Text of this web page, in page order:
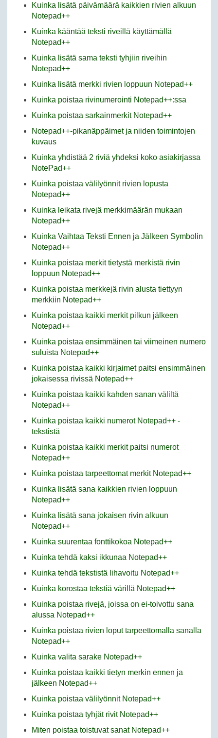
Kuinka lisätä päivämäärä kaikkien rivien alkuun
Notepad++
Kuinka kääntää teksti riveillä käyttämällä
Notepad++
Kuinka lisätä sama teksti tyhjiin riveihin
Notepad++
Kuinka lisätä merkki rivien loppuun Notepad++
Kuinka poistaa rivinumerointi Notepad++:ssa
Kuinka poistaa sarkainmerkit Notepad++
Notepad++-pikanäppäimet ja niiden toimintojen
kuvaus
Kuinka yhdistää 2 riviä yhdeksi koko asiakirjassa
NotePad++
Kuinka poistaa välilyönnit rivien lopusta
Notepad++
Kuinka leikata rivejä merkkimäärän mukaan
Notepad++
Kuinka Vaihtaa Teksti Ennen ja Jälkeen Symbolin
Notepad++
Kuinka poistaa merkit tietystä merkistä rivin
loppuun Notepad++
Kuinka poistaa merkkejä rivin alusta tiettyyn
merkkiin Notepad++
Kuinka poistaa kaikki merkit pilkun jälkeen
Notepad++
Kuinka poistaa ensimmäinen tai viimeinen numero
suluista Notepad++
Kuinka poistaa kaikki kirjaimet paitsi ensimmäinen
jokaisessa rivissä Notepad++
Kuinka poistaa kaikki kahden sanan väliltä
Notepad++
Kuinka poistaa kaikki numerot Notepad++ -
tekstistä
Kuinka poistaa kaikki merkit paitsi numerot
Notepad++
Kuinka poistaa tarpeettomat merkit Notepad++
Kuinka lisätä sana kaikkien rivien loppuun
Notepad++
Kuinka lisätä sana jokaisen rivin alkuun
Notepad++
Kuinka suurentaa fonttikokoa Notepad++
Kuinka tehdä kaksi ikkunaa Notepad++
Kuinka tehdä tekstistä lihavoitu Notepad++
Kuinka korostaa tekstiä värillä Notepad++
Kuinka poistaa rivejä, joissa on ei-toivottu sana
alussa Notepad++
Kuinka poistaa rivien loput tarpeettomalla sanalla
Notepad++
Kuinka valita sarake Notepad++
Kuinka poistaa kaikki tietyn merkin ennen ja
jälkeen Notepad++
Kuinka poistaa välilyönnit Notepad++
Kuinka poistaa tyhjät rivit Notepad++
Miten poistaa toistuvat sanat Notepad++